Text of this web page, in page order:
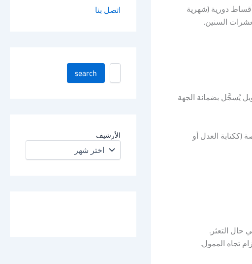
دورية (شهرية
السنين.
يُسجَّل بضمانة الجهة
(ككتابة العدل أو
حال التعثر.
تجاه الممول.
اتصل بنا
ا
ح
ل
و
search
الأرشيف